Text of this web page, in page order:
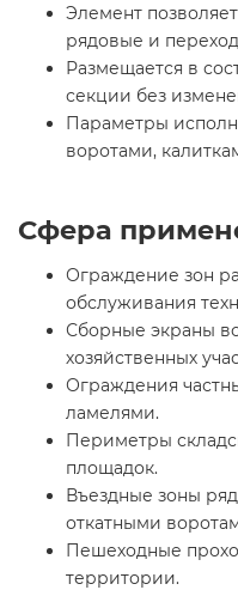
Элемент
рядовые и
Размещается в
секции без
Параметры
воротами,
Сфера
Ограждение зон
обслуживания
Сборные экраны
хозяйственных
Ограждения
ламелями.
Периметры
площадок.
Въездные зоны
откатными
Пешеходные
территории.